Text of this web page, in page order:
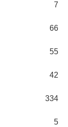
7
66
55
42
334
5